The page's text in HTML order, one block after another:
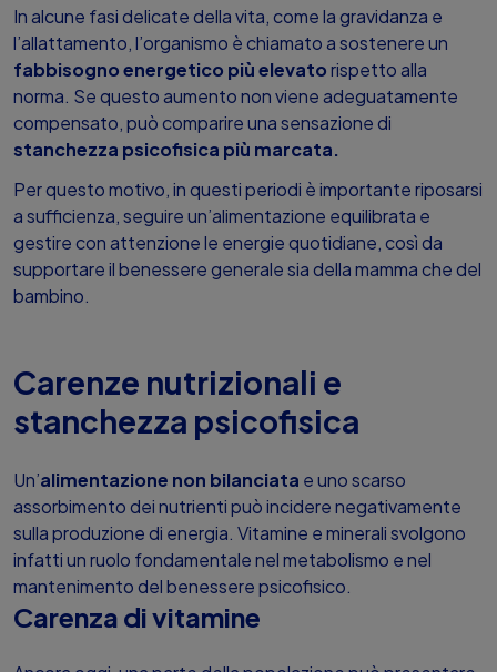
In alcune fasi delicate della vita, come la gravidanza e
l’allattamento, l’organismo è chiamato a sostenere un
fabbisogno energetico più elevatorispetto alla
norma. Se questo aumento non viene adeguatamente
compensato, può comparire una sensazione di
stanchezza psicofisica più marcata.
Per questo motivo, in questi periodi è importante riposarsi
a sufficienza, seguire un’alimentazione equilibrata e
gestire con attenzione le energie quotidiane, così da
supportare il benessere generale sia della mamma che del
bambino.
Carenze nutrizionali e
stanchezza psicofisica
Un’alimentazione non bilanciata e uno scarso
assorbimento dei nutrienti può incidere negativamente
sulla produzione di energia. Vitamine e minerali svolgono
infatti un ruolo fondamentale nel metabolismo e nel
mantenimento del benessere psicofisico.
Carenza di vitamine